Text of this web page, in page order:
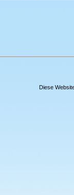
Diese